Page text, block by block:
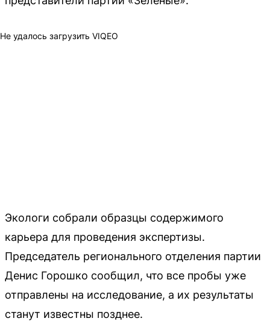
Не удалось загрузить VIQEO
Экологи собрали образцы содержимого
карьера для проведения экспертизы.
Председатель регионального отделения партии
Денис Горошко сообщил, что все пробы уже
отправлены на исследование, а их результаты
станут известны позднее.